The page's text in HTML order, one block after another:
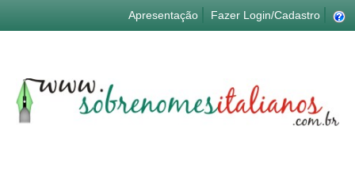
Apresentação Fazer Login/Cadastro